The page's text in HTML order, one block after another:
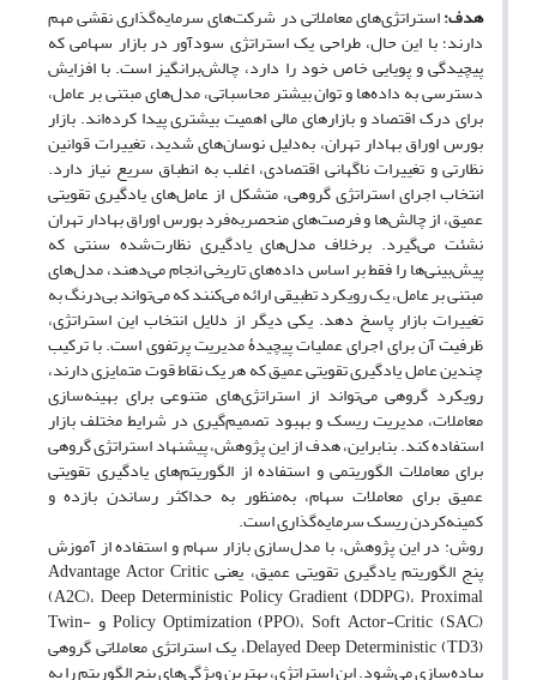
هدف:استراتژی‌های معاملاتی در شرکت‌های سرمایه‌گذاری نقشی مهم
دارند؛ با این حال، طراحی یک استراتژی سودآور در بازار سهامی که
پیچیدگی و پویایی خاص خود را دارد، چالش‌برانگیز است. با افزایش
دسترسی به داده‌ها و توان بیشتر محاسباتی، مدل‌های مبتنی بر عامل،
برای درک اقتصاد و بازارهای مالی اهمیت بیشتری پیدا کرده‌اند. بازار
بورس اوراق بهادار تهران، به‌دلیل نوسان‌های شدید، تغییرات قوانین
نظارتی و تغییرات ناگهانی اقتصادی، اغلب به انطباق سریع نیاز دارد.
انتخاب اجرای استراتژی گروهی، متشکل از عامل‌های یادگیری تقویتی
عمیق، از چالش‌ها و فرصت‌های منحصربه‌فرد بورس اوراق بهادار تهران
نشئت می‌گیرد. برخلاف مدل‌های یادگیری نظارت‌شده سنتی که
پیش‌بینی‌ها را فقط بر اساس داده‌های تاریخی انجام می‌دهند، مدل‌های
مبتنی بر عامل، یک رویکرد تطبیقی ارائه می‌کنند که می‌تواند بی‌درنگ به
تغییرات بازار پاسخ دهد. یکی دیگر از دلایل انتخاب این استراتژی،
ظرفیت آن برای اجرای عملیات پیچیدۀ مدیریت پرتفوی است. با ترکیب
چندین عامل یادگیری تقویتی عمیق که هر یک نقاط قوت متمایزی دارند،
رویکرد گروهی می‌تواند از استراتژی‌های متنوعی برای بهینه‌سازی
معاملات، مدیریت ریسک و بهبود تصمیم‌گیری در شرایط مختلف بازار
استفاده کند. بنابراین، هدف از این پژوهش، پیشنهاد استراتژی گروهی
برای معاملات الگوریتمی و استفاده از الگوریتم‌های یادگیری تقویتی
عمیق برای معاملات سهام، به‌منظور به حداکثر رساندن بازده و
کمینه‌کردن ریسک سرمایه‌گذاری است.
روش: در این پژوهش، با مدل‌‌سازی بازار سهام و استفاده از آموزش
پنج الگوریتم یادگیری تقویتی عمیق، یعنی Advantage Actor Critic
(A2C)، Deep Deterministic Policy Gradient (DDPG)، Proximal
Policy Optimization (PPO)، Soft Actor-Critic (SAC) و Twin-
Delayed Deep Deterministic (TD3)، یک استراتژی معاملاتی گروهی
پیاده‌سازی می‌شود. این استراتژی، بهترین ویژگی‌های پنج الگوریتم را به